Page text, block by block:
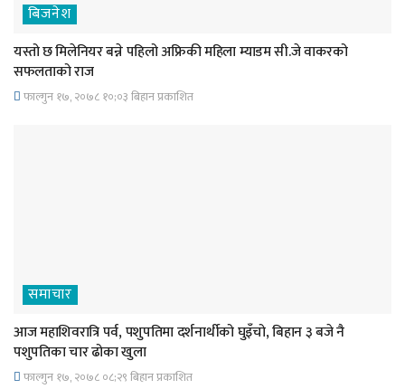
बिजनेश
यस्तो छ मिलेनियर बन्ने पहिलो अफ्रिकी महिला म्याडम सी.जे वाकरको
सफलताको राज
फाल्गुन १७, २०७८ १०;०३ बिहान प्रकाशित
समाचार
आज महाशिवरात्रि पर्व, पशुपतिमा दर्शनार्थीको घुइँचो, बिहान ३ बजे नै
पशुपतिका चार ढोका खुला
फाल्गुन १७, २०७८ ०८;२९ बिहान प्रकाशित